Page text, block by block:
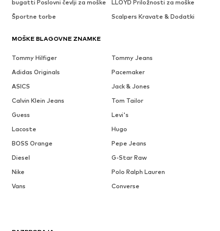
bugatti Poslovni čevlji za moške
LLOYD Priložnosti za moške
Športne torbe
Scalpers Kravate & Dodatki
MOŠKE BLAGOVNE ZNAMKE
Tommy Hilfiger
Tommy Jeans
Adidas Originals
Pacemaker
ASICS
Jack & Jones
Calvin Klein Jeans
Tom Tailor
Guess
Levi's
Lacoste
Hugo
BOSS Orange
Pepe Jeans
Diesel
G-Star Raw
Nike
Polo Ralph Lauren
Vans
Converse